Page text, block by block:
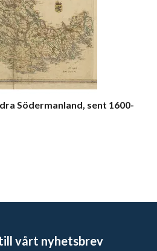
Södermanland, sent 1600-
vårt nyhetsbrev